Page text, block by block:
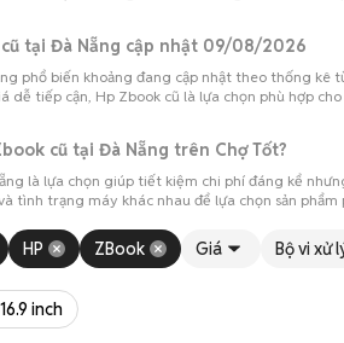
tại Đà Nẵng cập nhật 09/08/2026
phổ biến khoảng đang cập nhật theo thống
dễ tiếp cận, Hp Zbook cũ là lựa chọn phù hợp
cũ tại Đà Nẵng trên Chợ Tốt?
là lựa chọn giúp tiết kiệm chi phí đáng kể
tình trạng máy khác nhau để lựa chọn sản phẩm
HP ZBook Giá Bộ vi xử
inch